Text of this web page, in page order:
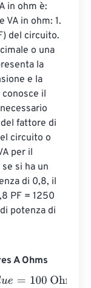
in ohm è:
VA in ohm: 1.
del circuito.
o una
la
e la
il
fattore di
circuito o
per il
si ha un
di 0,8, il
PF = 1250
potenza di
A Ohms